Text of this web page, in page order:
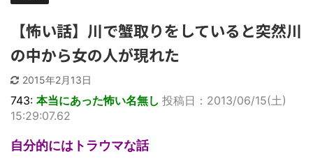
【怖い話】川で蟹取りをしていると突然川
の中から女の人が現れた
2015年2月13日
743: 本当にあった怖い名無し 投稿日：2013/06/15(土)
15:29:07.62
自分的にはトラウマな話